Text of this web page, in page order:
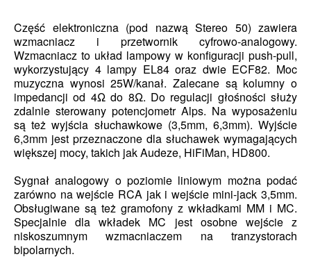
Część elektroniczna (pod nazwą Stereo 50) zawiera
wzmacniacz i przetwornik cyfrowo-analogowy.
Wzmacniacz to układ lampowy w konfiguracji push-pull,
wykorzystujący 4 lampy EL84 oraz dwie ECF82. Moc
muzyczna wynosi 25W/kanał. Zalecane są kolumny o
impedancji od 4Ω do 8Ω. Do regulacji głośności służy
zdalnie sterowany potencjometr Alps. Na wyposażeniu
są też wyjścia słuchawkowe (3,5mm, 6,3mm). Wyjście
6,3mm jest przeznaczone dla słuchawek wymagających
większej mocy, takich jak Audeze, HiFiMan, HD800.
Sygnał analogowy o poziomie liniowym można podać
zarówno na wejście RCA jak i wejście mini-jack 3,5mm.
Obsługiwane są też gramofony z wkładkami MM i MC.
Specjalnie dla wkładek MC jest osobne wejście z
niskoszumnym wzmacniaczem na tranzystorach
bipolarnych.